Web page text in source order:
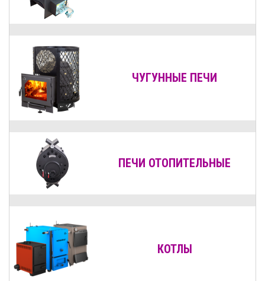
ЧУГУННЫЕ ПЕЧИ
ПЕЧИ ОТОПИТЕЛЬНЫЕ
КОТЛЫ